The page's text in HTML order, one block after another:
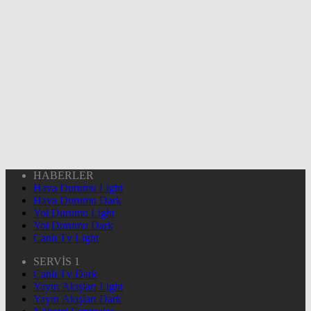
HABERLER
Hava Durumu Light
Hava Durumu Dark
Yol Durumu Light
Yol Durumu Dark
Canlı Tv Light
SERVİS 1
Canlı Tv Dark
Yayın Akışları Light
Yayın Akışları Dark